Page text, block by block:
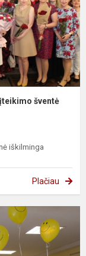
šventė
iškilminga
Plačiau